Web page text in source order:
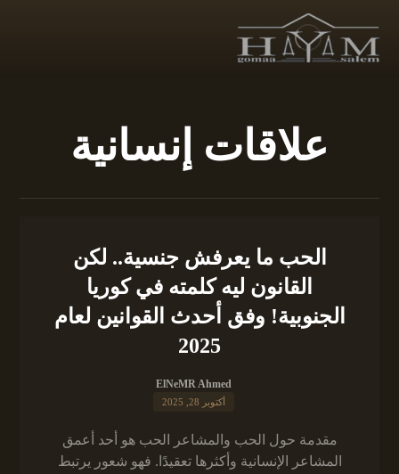
علاقات إنسانية
الحب ما يعرفش جنسية.. لكن
القانون ليه كلمته في كوريا
الجنوبية! وفق أحدث القوانين لعام
2025
ElNeMR Ahmed
أكتوبر 28, 2025
مقدمة حول الحب والمشاعر الحب هو أحد أعمق
المشاعر الإنسانية وأكثرها تعقيدًا. فهو شعور يرتبط